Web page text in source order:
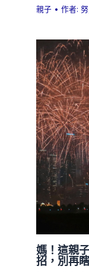
親子 • 作者:
媽！這親
招，別再